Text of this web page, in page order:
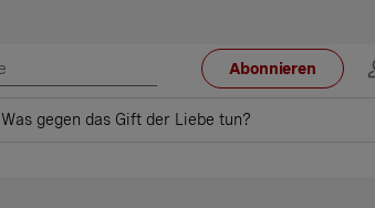
Abonnieren
Was gegen das Gift der Liebe tun?